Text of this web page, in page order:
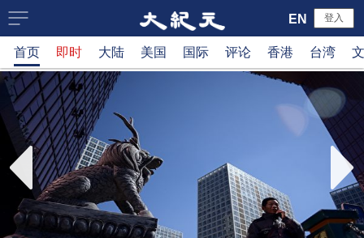
大
纪
元
新
闻
登入
EN
首页 即时 大陆 美国 国际 评论 香港 台湾